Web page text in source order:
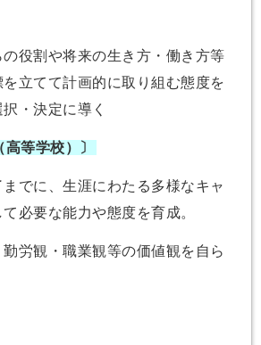
役割や将来の生き方・働き方等
立てて計画的に取り組む態度を
・決定に導く
高等学校）〕
でに、生涯にわたる多様なキャ
必要な能力や態度を育成。
労観・職業観等の価値観を自ら